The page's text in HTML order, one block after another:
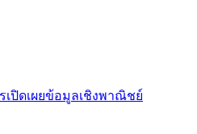
เปิดเผยข้อมูลเชิงพาณิชย์